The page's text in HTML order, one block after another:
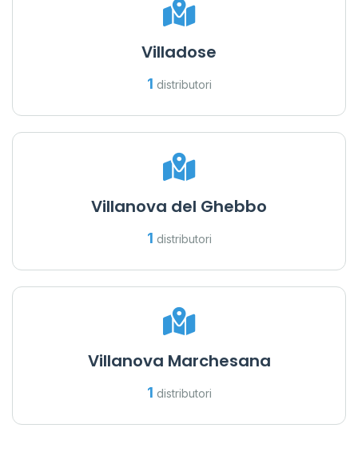
Villadose
1 distributori
Villanova del Ghebbo
1 distributori
Villanova Marchesana
1 distributori